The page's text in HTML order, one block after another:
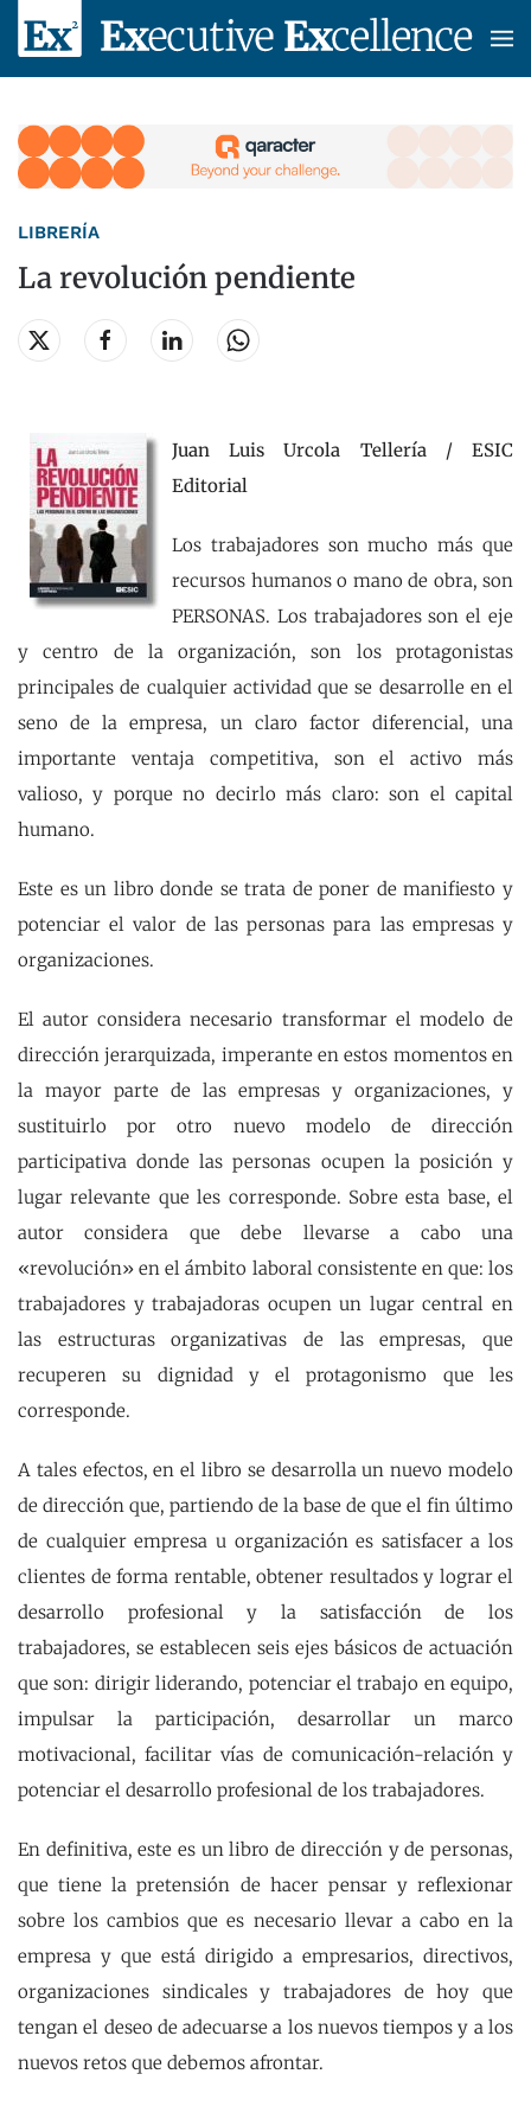
Skip to main content
LIBRERÍA
La revolución pendiente
Juan Luis Urcola Tellería / ESIC
Editorial
Los trabajadores son mucho más que
recursos humanos o mano de obra, son
PERSONAS. Los trabajadores son el eje
y centro de la organización, son los protagonistas
principales de cualquier actividad que se desarrolle en el
seno de la empresa, un claro factor diferencial, una
importante ventaja competitiva, son el activo más
valioso, y porque no decirlo más claro: son el capital
humano.
Este es un libro donde se trata de poner de manifiesto y
potenciar el valor de las personas para las empresas y
organizaciones.
El autor considera necesario transformar el modelo de
dirección jerarquizada, imperante en estos momentos en
la mayor parte de las empresas y organizaciones, y
sustituirlo por otro nuevo modelo de dirección
participativa donde las personas ocupen la posición y
lugar relevante que les corresponde. Sobre esta base, el
autor considera que debe llevarse a cabo una
«revolución» en el ámbito laboral consistente en que: los
trabajadores y trabajadoras ocupen un lugar central en
las estructuras organizativas de las empresas, que
recuperen su dignidad y el protagonismo que les
corresponde.
A tales efectos, en el libro se desarrolla un nuevo modelo
de dirección que, partiendo de la base de que el fin último
de cualquier empresa u organización es satisfacer a los
clientes de forma rentable, obtener resultados y lograr el
desarrollo profesional y la satisfacción de los
trabajadores, se establecen seis ejes básicos de actuación
que son: dirigir liderando, potenciar el trabajo en equipo,
impulsar la participación, desarrollar un marco
motivacional, facilitar vías de comunicación-relación y
potenciar el desarrollo profesional de los trabajadores.
En definitiva, este es un libro de dirección y de personas,
que tiene la pretensión de hacer pensar y reflexionar
sobre los cambios que es necesario llevar a cabo en la
empresa y que está dirigido a empresarios, directivos,
organizaciones sindicales y trabajadores de hoy que
tengan el deseo de adecuarse a los nuevos tiempos y a los
nuevos retos que debemos afrontar.